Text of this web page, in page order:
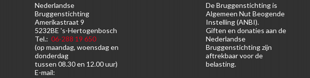
Nederlandse
Bruggenstichting
Amerikastraat 9
5232BE 's-Hertogenbosch
Tel.: 06-288 19 650
(op maandag, woensdag en
donderdag
tussen 08.30 en 12.00 uur)
E-mail:
De Bruggenstichting is
Algemeen Nut Beogende
Instelling (ANBI).
Giften en donaties aan de
Nederlandse
Bruggenstichting zijn
aftrekbaar voor de
belasting.